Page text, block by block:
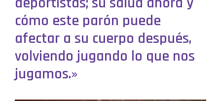
cómo este parón puede
afectar a su cuerpo después,
volviendo jugando lo que nos
jugamos.»